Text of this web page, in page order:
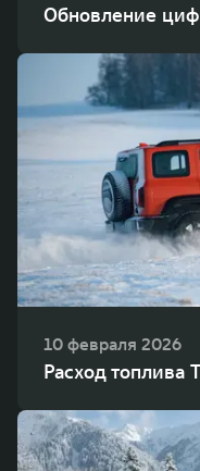
Обновление
10 февраля 2026
Расход топлива